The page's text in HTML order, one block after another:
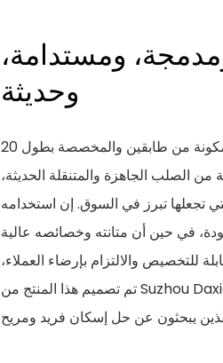
ومستدامة،
توفر المنازل الريفية المخصصة ذات الطابقين والمكونة من طابقين والمخصصة بطول 20
من الصلب الجاهزة والمتنقلة الحديثة،
تجعلها تبرز في السوق. إن استخدامه
في حين أن متانته وخصائصه عالية
للتخصيص والالتزام بإرضاء العملاء،
تم تصميم هذا المنتج من Suzhou Daxiang Container House Co, ltd لتوفير مساحة